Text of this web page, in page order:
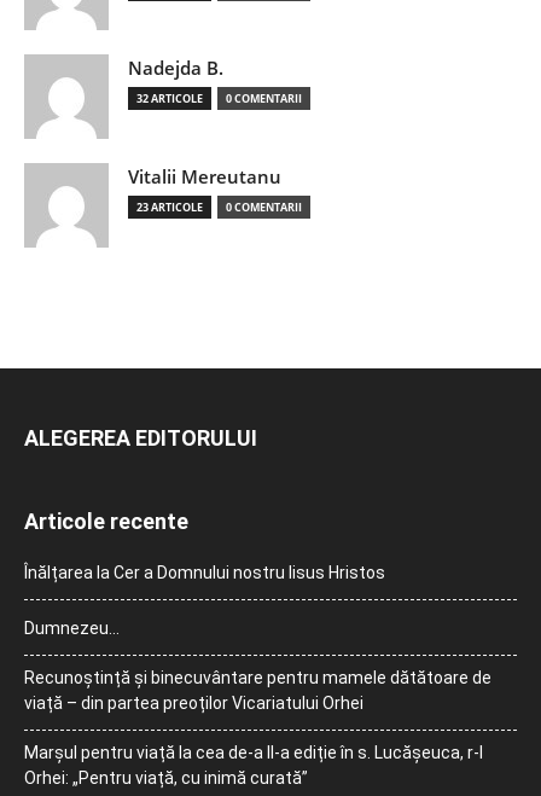
Nadejda B.
32 ARTICOLE 0 COMENTARII
Vitalii Mereutanu
23 ARTICOLE 0 COMENTARII
ALEGEREA EDITORULUI
Articole recente
Înălțarea la Cer a Domnului nostru Iisus Hristos
Dumnezeu…
Recunoștință și binecuvântare pentru mamele dătătoare de
viață – din partea preoților Vicariatului Orhei
Marșul pentru viață la cea de-a II-a ediție în s. Lucășeuca, r-l
Orhei: „Pentru viață, cu inimă curată”